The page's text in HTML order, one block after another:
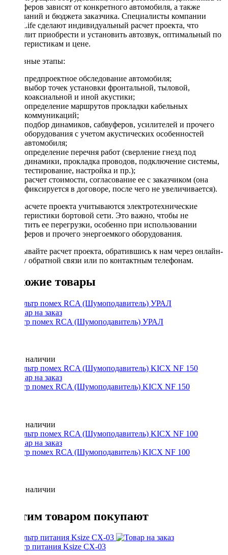
сабвуферов зависят от конкретного автомобиля, а также
пожеланий и бюджета заказчика. Специалисты компании
DriveLife сделают индивидуальный расчет проекта, что
позволит приобрести и установить автозвук, оптимальный по
характеристикам и цене.
Основные этапы:
предпроектное обследование автомобиля;
выбор точек установки фронтальной, тыловой,
коаксиальной и иной акустики;
определение маршрутов прокладки кабельных
коммуникаций;
подбор динамиков, сабвуферов, усилителей и прочего
оборудования с учетом акустических особенностей
автомобиля;
определение перечня работ (сверление гнезд под
динамики, прокладка проводов, подключение системы,
тестирование, настройка и пр.);
расчет стоимости, согласование ее с заказчиком (она
фиксируется в договоре, после чего не увеличивается).
При расчете проекта учитываются электротехнические
характеристики бортовой сети. Это важно, чтобы не
допустить ее перегрузки, особенно при использовании
сабвуферов и прочего энергоемкого оборудования.
Заказывайте расчет проекта, обратившись к нам через онлайн-
форму обратной связи или по контактным телефонам.
Похожие товары
Фильтр помех RCA (Шумоподавитель) УРАЛ
Нет в наличии
Фильтр помех RCA (Шумоподавитель) KICX NF 150
Нет в наличии
Фильтр помех RCA (Шумоподавитель) KICX NF 100
Нет в наличии
С этим товаром покупают
Фильтр питания Ksize CX-03